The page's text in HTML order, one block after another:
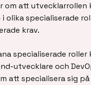
om att utvecklarrollen
olika specialiserade
krav.
specialiserade roller
utvecklare och
att specialisera sig